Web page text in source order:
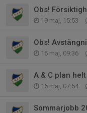
Obs!
19 maj, 15:53
Obs!
16 maj, 09:36
A & C plan
16 maj, 07:54
Sommarjobb